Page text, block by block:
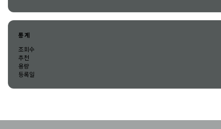
통계
조회수
추천
용량
등록일